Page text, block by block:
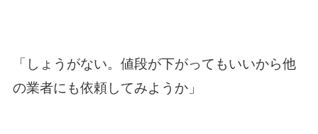
「しょうがない。値段が下がってもいいから他
の業者にも依頼してみようか」